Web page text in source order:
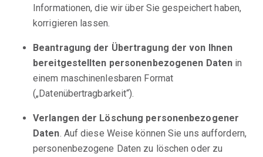
Informationen, die wir über Sie gespeichert haben,
korrigieren lassen.
Beantragung der Übertragung der von Ihnen
bereitgestellten personenbezogenen Daten in
einem maschinenlesbaren Format
(„Datenübertragbarkeit“).
Verlangen der Löschung personenbezogener
Daten. Auf diese Weise können Sie uns auffordern,
personenbezogene Daten zu löschen oder zu